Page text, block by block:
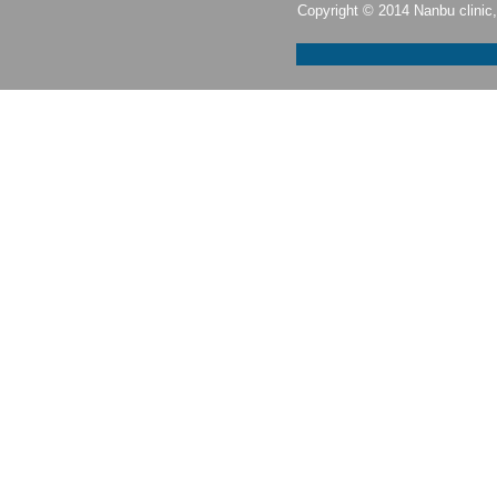
Copyright © 2014 Nanbu